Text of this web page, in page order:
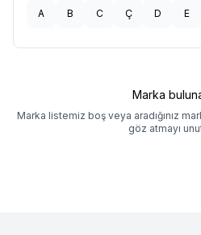
A B C Ç D E
Marka
Marka listemiz boş veya aradığınız
göz atmayı